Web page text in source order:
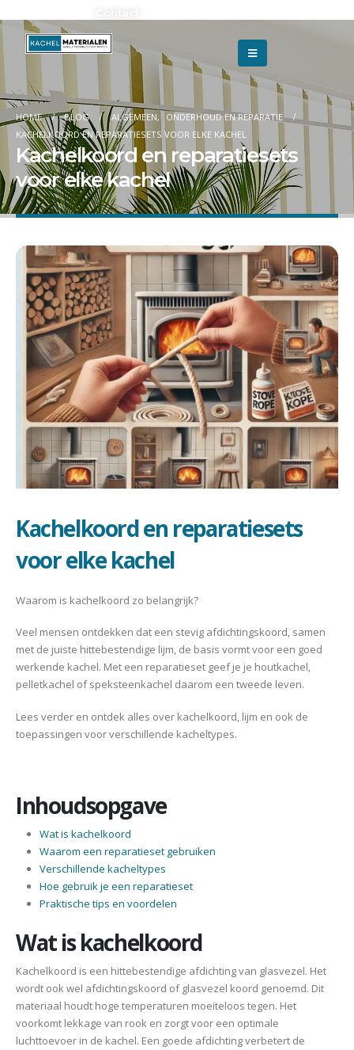
HOME BLOG ALGEMEEN, ONDERHOUD EN REPARATIE
KACHELKOORD EN REPARATIESETS VOOR ELKE KACHEL
Kachelkoord en reparatiesets
voor elke kachel
Kachelkoord en reparatiesets
voor elke kachel
Waarom is kachelkoord zo belangrijk?
Veel mensen ontdekken dat een stevig afdichtingskoord, samen
met de juiste hittebestendige lijm, de basis vormt voor een goed
werkende kachel. Met een reparatieset geef je je houtkachel,
pelletkachel of speksteenkachel daarom een tweede leven.
Lees verder en ontdek alles over kachelkoord, lijm en ook de
toepassingen voor verschillende kacheltypes.
Inhoudsopgave
Wat is kachelkoord
Waarom een reparatieset gebruiken
Verschillende kacheltypes
Hoe gebruik je een reparatieset
Praktische tips en voordelen
Wat is kachelkoord
Kachelkoord is een hittebestendige afdichting van glasvezel. Het
wordt ook wel afdichtingskoord of glasvezel koord genoemd. Dit
materiaal houdt hoge temperaturen moeiteloos tegen. Het
voorkomt lekkage van rook en zorgt voor een optimale
luchttoevoer in de kachel. Een goede afdichting verbetert de